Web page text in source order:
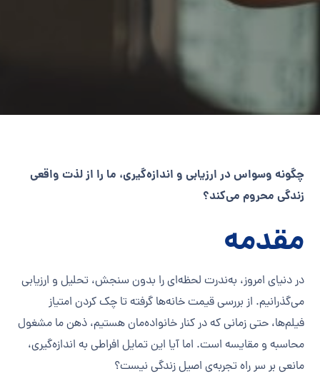
چگونه وسواس در ارزیابی و اندازه‌گیری، ما را از لذت واقعی
زندگی محروم می‌کند؟
مقدمه
در دنیای امروز، به‌ندرت لحظه‌ای را بدون سنجش، تحلیل و ارزیابی
می‌گذرانیم. از بررسی قیمت خانه‌ها گرفته تا چک کردن امتیاز
فیلم‌ها، حتی زمانی که در کنار خانواده‌مان هستیم، ذهن ما مشغول
محاسبه و مقایسه است. اما آیا این تمایل افراطی به اندازه‌گیری،
مانعی بر سر راه تجربه‌ی اصیل زندگی نیست؟